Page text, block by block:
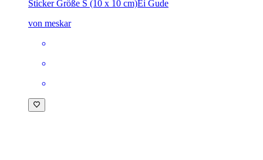
Sticker Größe S (10 x 10 cm)Ei Gude
von meskar